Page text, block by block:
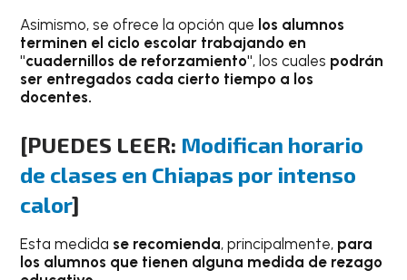
Asimismo, se ofrece la opción que los alumnos
terminen el ciclo escolar trabajando en
"cuadernillos de reforzamiento", los cuales podrán
ser entregados cada cierto tiempo a los
docentes.
[PUEDES LEER: Modifican horario
de clases en Chiapas por intenso
calor]
Esta medida se recomienda, principalmente, para
los alumnos que tienen alguna medida de rezago